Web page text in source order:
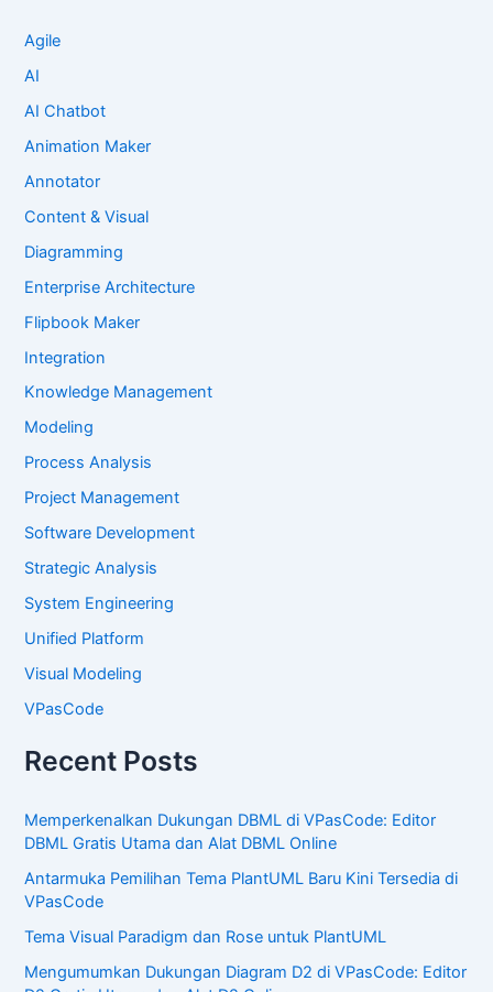
Agile
AI
AI Chatbot
Animation Maker
Annotator
Content & Visual
Diagramming
Enterprise Architecture
Flipbook Maker
Integration
Knowledge Management
Modeling
Process Analysis
Project Management
Software Development
Strategic Analysis
System Engineering
Unified Platform
Visual Modeling
VPasCode
Recent Posts
Memperkenalkan Dukungan DBML di VPasCode: Editor
DBML Gratis Utama dan Alat DBML Online
Antarmuka Pemilihan Tema PlantUML Baru Kini Tersedia di
VPasCode
Tema Visual Paradigm dan Rose untuk PlantUML
Mengumumkan Dukungan Diagram D2 di VPasCode: Editor